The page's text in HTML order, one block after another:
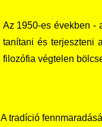
Az 1950-es években -
tanítani és terjeszteni
filozófia végtelen
A tradíció